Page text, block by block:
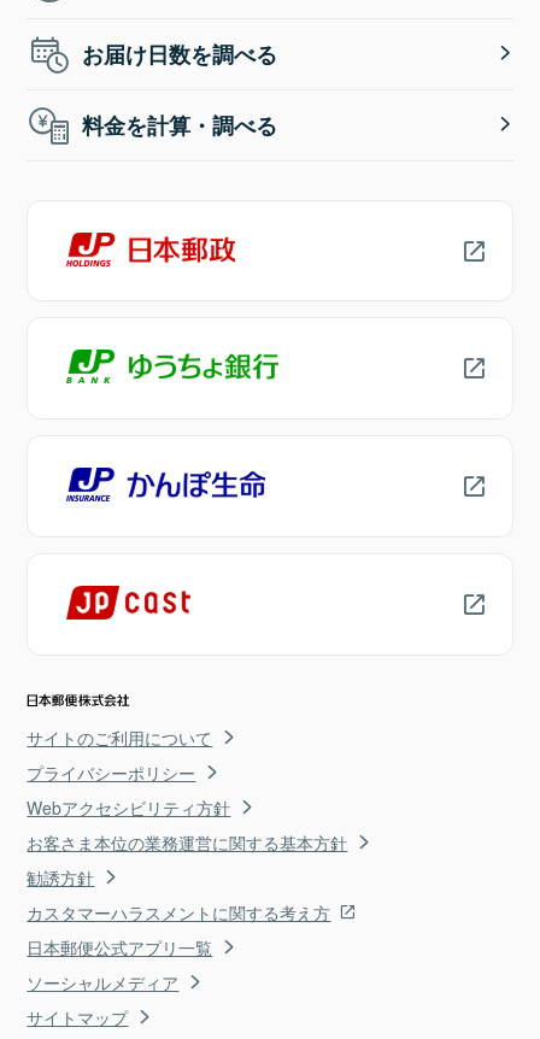
お届け日数を調べる
料金を計算・調べる
サイトのご利用について
プライバシーポリシー
Webアクセシビリティ方針
お客さま本位の業務運営に関する基本方針
勧誘方針
カスタマーハラスメントに関する考え方
日本郵便公式アプリ一覧
ソーシャルメディア
サイトマップ